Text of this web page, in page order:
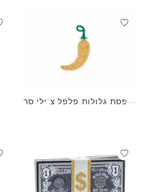
קופסת גלולות פלפל צ'ילי סר